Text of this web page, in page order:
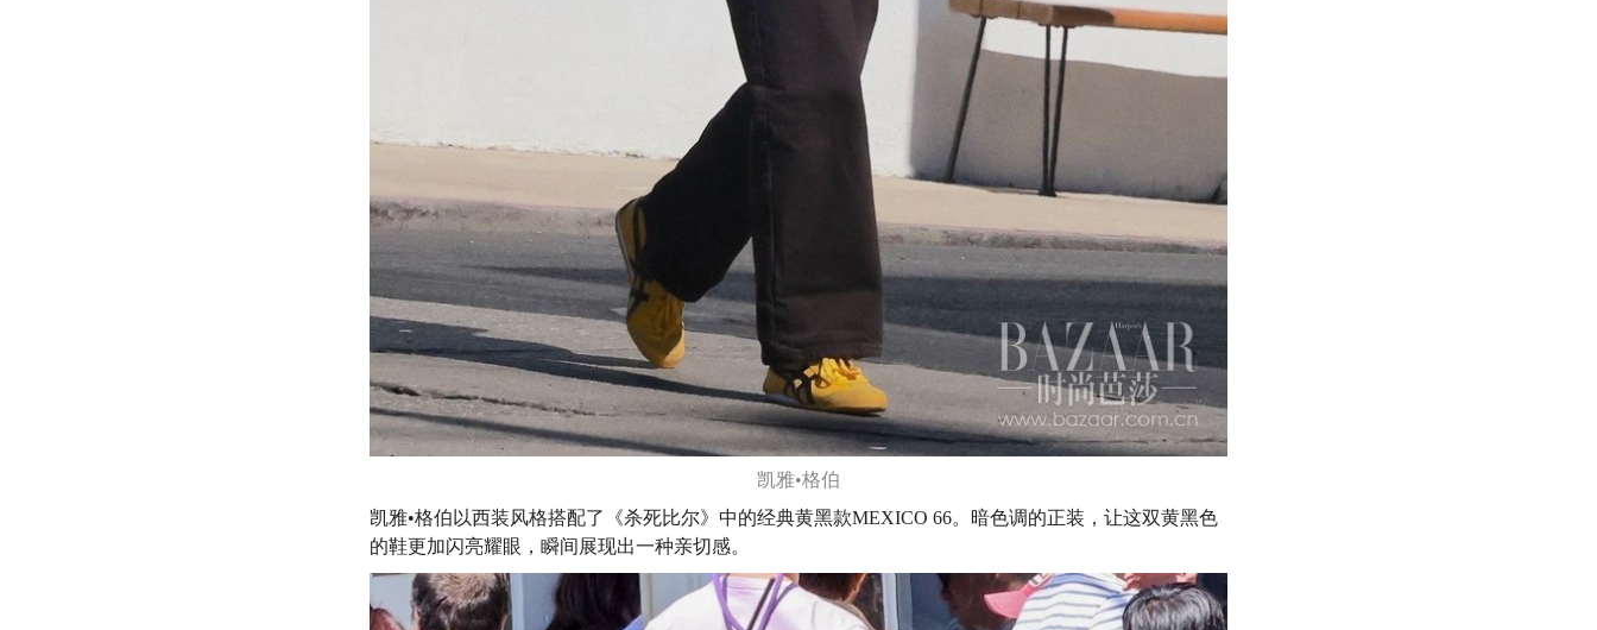
凯雅•格伯
凯雅•格伯以西装风格搭配了《杀死比尔》中的经典黄黑款MEXICO 66。暗色调的正装，让这双黄黑色
的鞋更加闪亮耀眼，瞬间展现出一种亲切感。